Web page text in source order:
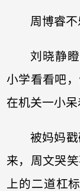
周博睿
刘晓静
小学看看吧
在机关一小呆
被妈妈
来，周文哭
上的二道杠